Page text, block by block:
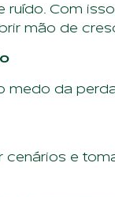
Com
mão de
da
e